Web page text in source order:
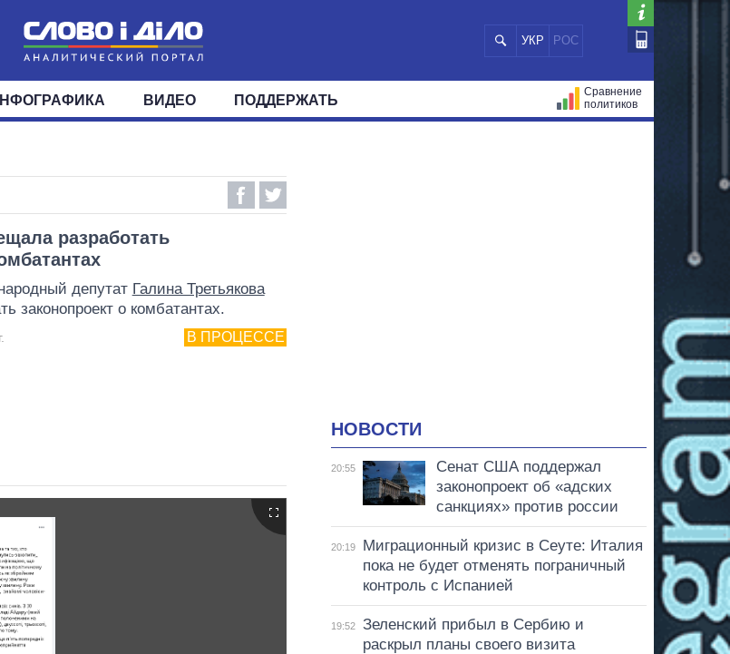
УКР РОС
МИР
ОКРУГА
ВИДЕО ПОДДЕРЖАТЬ
Сравнение
политиков
разработать
депутат Галина Третьякова
законопроект о комбатантах.
В ПРОЦЕССЕ
НОВОСТИ
20:55
Сенат США поддержал
законопроект об «адских
санкциях» против россии
20:19
Миграционный кризис в Сеуте: Италия
пока не будет отменять пограничный
контроль с Испанией
19:52
Зеленский прибыл в Сербию и
раскрыл планы своего визита